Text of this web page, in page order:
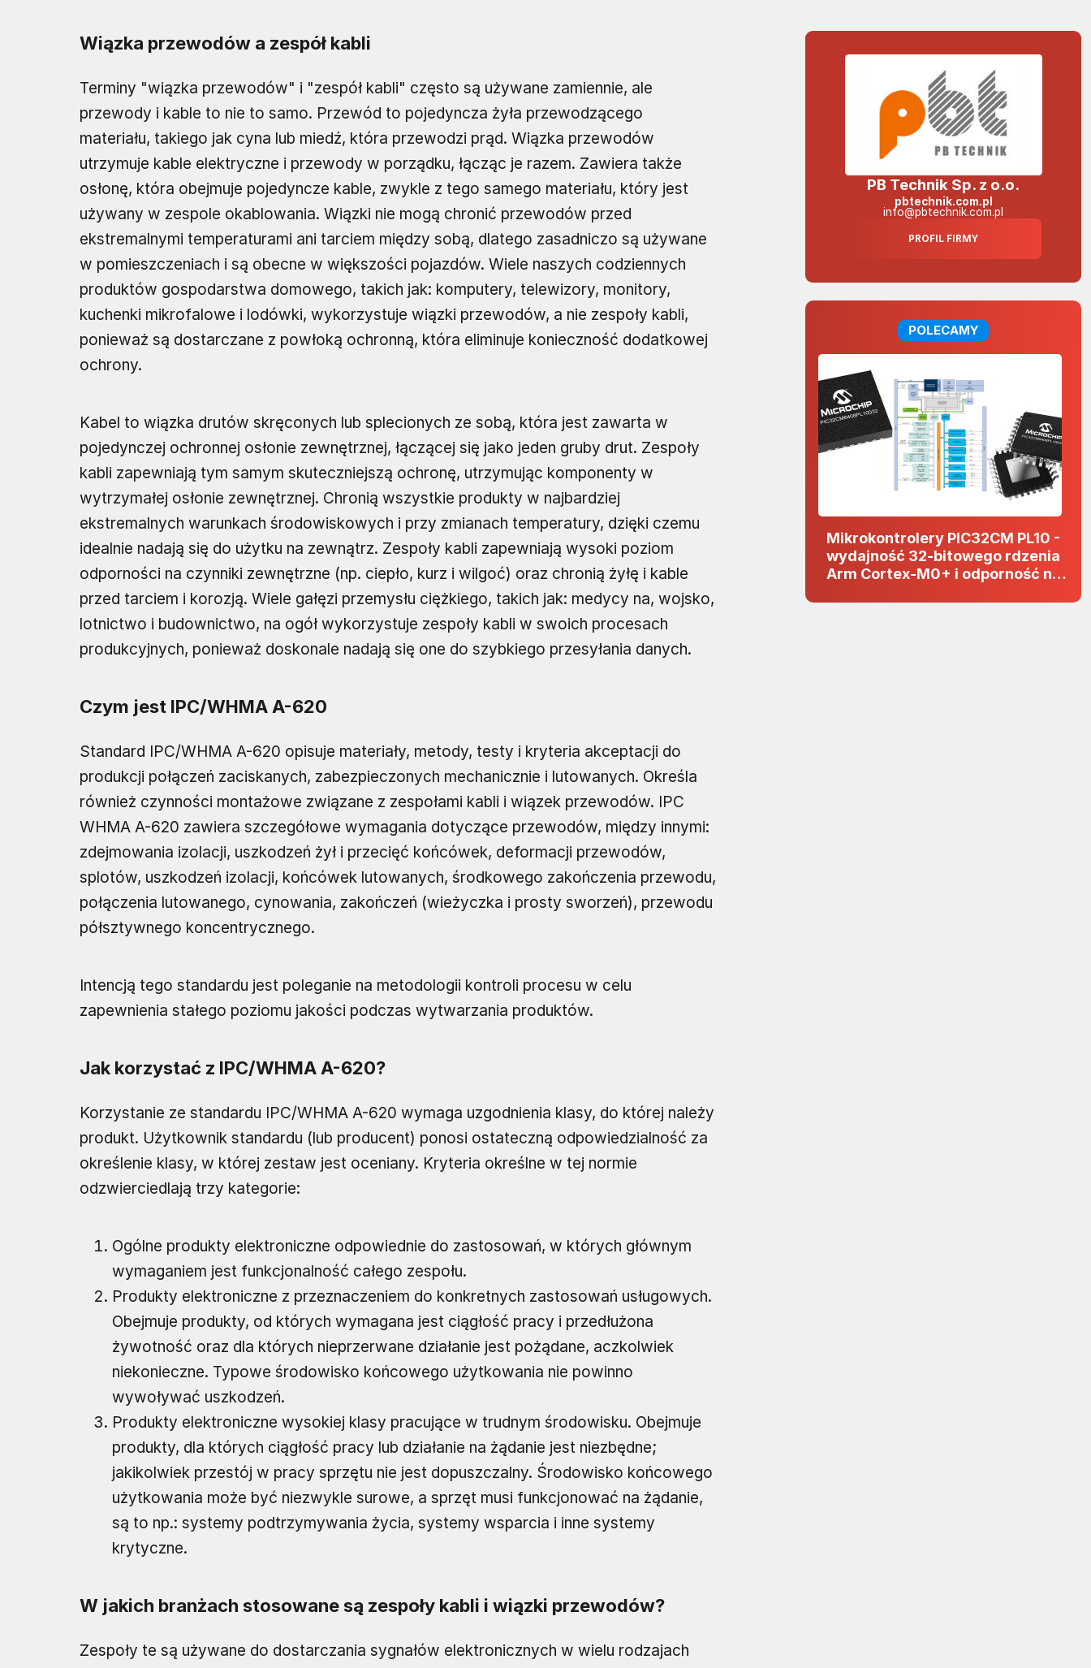
Wiązka przewodów a zespół kabli
Terminy "wiązka przewodów" i "zespół kabli" często są używane zamiennie, ale
przewody i kable to nie to samo. Przewód to pojedyncza żyła przewodzącego
materiału, takiego jak cyna lub miedź, która przewodzi prąd. Wiązka przewodów
utrzymuje kable elektryczne i przewody w porządku, łącząc je razem. Zawiera także
osłonę, która obejmuje pojedyncze kable, zwykle z tego samego materiału, który jest
używany w zespole okablowania. Wiązki nie mogą chronić przewodów przed
ekstremalnymi temperaturami ani tarciem między sobą, dlatego zasadniczo są używane
w pomieszczeniach i są obecne w większości pojazdów. Wiele naszych codziennych
produktów gospodarstwa domowego, takich jak: komputery, telewizory, monitory,
kuchenki mikrofalowe i lodówki, wykorzystuje wiązki przewodów, a nie zespoły kabli,
ponieważ są dostarczane z powłoką ochronną, która eliminuje konieczność dodatkowej
ochrony.
Kabel to wiązka drutów skręconych lub splecionych ze sobą, która jest zawarta w
pojedynczej ochronnej osłonie zewnętrznej, łączącej się jako jeden gruby drut. Zespoły
kabli zapewniają tym samym skuteczniejszą ochronę, utrzymując komponenty w
wytrzymałej osłonie zewnętrznej. Chronią wszystkie produkty w najbardziej
ekstremalnych warunkach środowiskowych i przy zmianach temperatury, dzięki czemu
idealnie nadają się do użytku na zewnątrz. Zespoły kabli zapewniają wysoki poziom
odporności na czynniki zewnętrzne (np. ciepło, kurz i wilgoć) oraz chronią żyłę i kable
przed tarciem i korozją. Wiele gałęzi przemysłu ciężkiego, takich jak: medycy na, wojsko,
lotnictwo i budownictwo, na ogół wykorzystuje zespoły kabli w swoich procesach
produkcyjnych, ponieważ doskonale nadają się one do szybkiego przesyłania danych.
Czym jest IPC/WHMA A-620
Standard IPC/WHMA A-620 opisuje materiały, metody, testy i kryteria akceptacji do
produkcji połączeń zaciskanych, zabezpieczonych mechanicznie i lutowanych. Określa
również czynności montażowe związane z zespołami kabli i wiązek przewodów. IPC
WHMA A-620 zawiera szczegółowe wymagania dotyczące przewodów, między innymi:
zdejmowania izolacji, uszkodzeń żył i przecięć końcówek, deformacji przewodów,
splotów, uszkodzeń izolacji, końcówek lutowanych, środkowego zakończenia przewodu,
połączenia lutowanego, cynowania, zakończeń (wieżyczka i prosty sworzeń), przewodu
półsztywnego koncentrycznego.
Intencją tego standardu jest poleganie na metodologii kontroli procesu w celu
zapewnienia stałego poziomu jakości podczas wytwarzania produktów.
Jak korzystać z IPC/WHMA A-620?
Korzystanie ze standardu IPC/WHMA A-620 wymaga uzgodnienia klasy, do której należy
produkt. Użytkownik standardu (lub producent) ponosi ostateczną odpowiedzialność za
określenie klasy, w której zestaw jest oceniany. Kryteria określne w tej normie
odzwierciedlają trzy kategorie:
Ogólne produkty elektroniczne odpowiednie do zastosowań, w których głównym
wymaganiem jest funkcjonalność całego zespołu.
Produkty elektroniczne z przeznaczeniem do konkretnych zastosowań usługowych.
Obejmuje produkty, od których wymagana jest ciągłość pracy i przedłużona
żywotność oraz dla których nieprzerwane działanie jest pożądane, aczkolwiek
niekonieczne. Typowe środowisko końcowego użytkowania nie powinno
wywoływać uszkodzeń.
Produkty elektroniczne wysokiej klasy pracujące w trudnym środowisku. Obejmuje
produkty, dla których ciągłość pracy lub działanie na żądanie jest niezbędne;
jakikolwiek przestój w pracy sprzętu nie jest dopuszczalny. Środowisko końcowego
użytkowania może być niezwykle surowe, a sprzęt musi funkcjonować na żądanie,
są to np.: systemy podtrzymywania życia, systemy wsparcia i inne systemy
krytyczne.
W jakich branżach stosowane są zespoły kabli i wiązki przewodów?
Zespoły te są używane do dostarczania sygnałów elektronicznych w wielu rodzajach
PB Technik Sp. z o.o.
pbtechnik.com.pl
info@pbtechnik.com.pl
PROFIL FIRMY
POLECAMY
Mikrokontrolery PIC32CM PL10 -
wydajność 32-bitowego rdzenia
Arm Cortex-M0+ i odporność na